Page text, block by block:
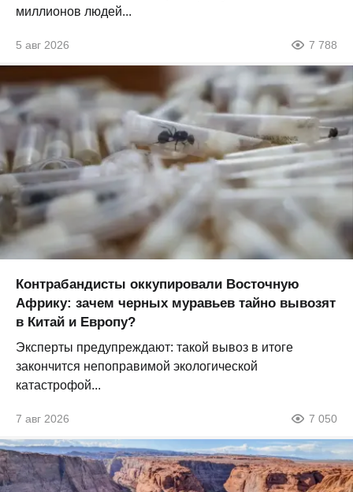
миллионов людей...
5 авг 2026 7 788
Контрабандисты оккупировали Восточную
Африку: зачем черных муравьев тайно вывозят
в Китай и Европу?
Эксперты предупреждают: такой вывоз в итоге
закончится непоправимой экологической
катастрофой...
7 авг 2026 7 050